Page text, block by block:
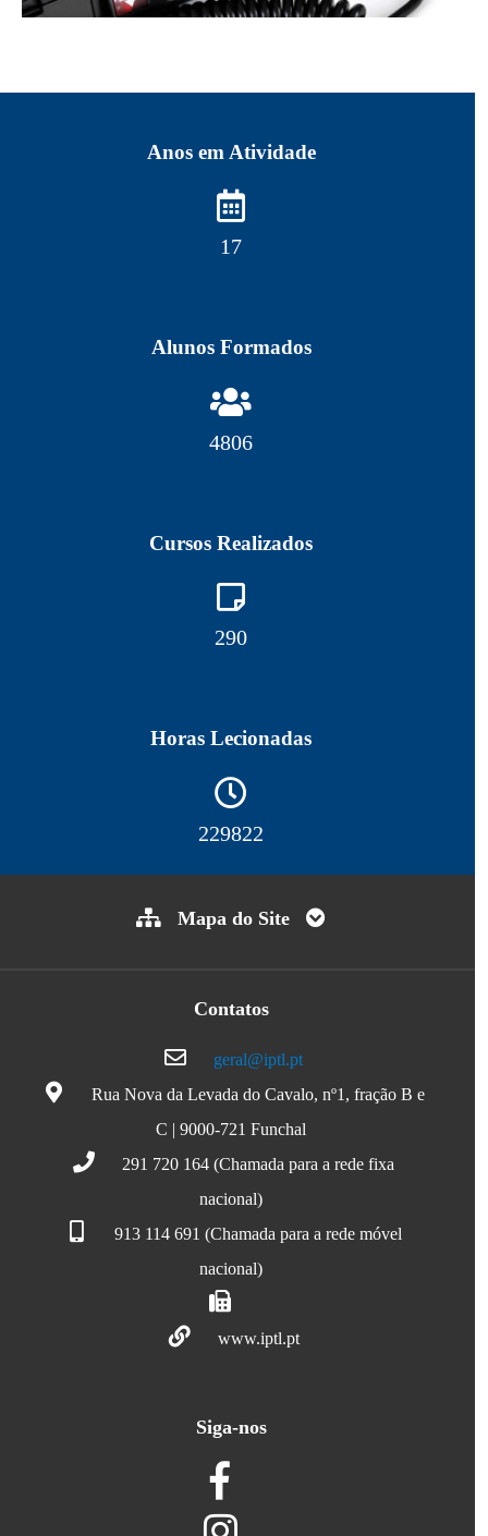
Anos em Atividade
18
Alunos Formados
5257
Cursos Realizados
317
Horas Lecionadas
251403
Mapa do Site
Contatos
geral@iptl.pt
Rua Nova da Levada do Cavalo, nº1, fração B e
C | 9000-721 Funchal
291 720 164 (Chamada para a rede fixa
nacional)
913 114 691 (Chamada para a rede móvel
nacional)
www.iptl.pt
Siga-nos